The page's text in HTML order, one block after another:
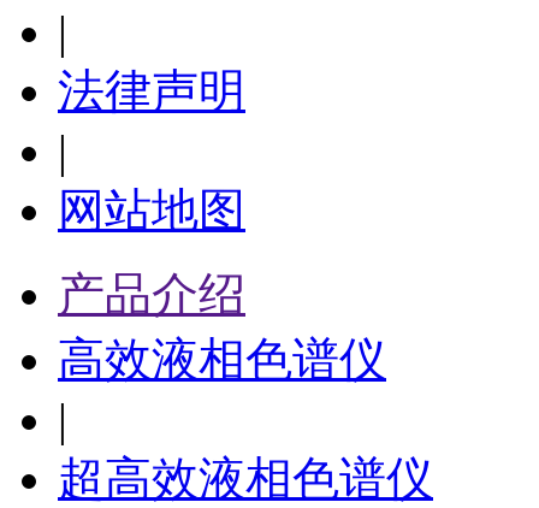
|
法律声明
|
网站地图
产品介绍
高效液相色谱仪
|
超高效液相色谱仪